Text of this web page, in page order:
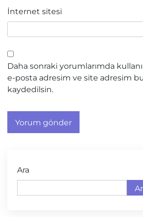
İnternet sitesi
Daha sonraki yorumlarımda
e-posta adresim ve site adresim bu
kaydedilsin.
Ara